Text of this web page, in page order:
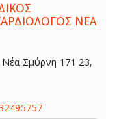
ΝΕΑ
Σμύρνη 171 23,